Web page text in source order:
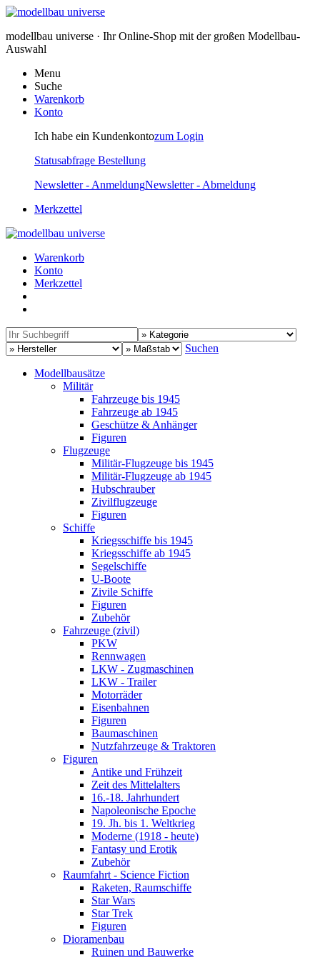
modellbau universe · Ihr Online-Shop mit der großen Modellbau-
Auswahl
Menu
Suche
Warenkorb
Konto
Ich habe ein Kundenkontozum Login
Statusabfrage Bestellung
Newsletter - AnmeldungNewsletter - Abmeldung
Merkzettel
Warenkorb
Konto
Merkzettel
Suchen
Modellbausätze
Militär
Fahrzeuge bis 1945
Fahrzeuge ab 1945
Geschütze & Anhänger
Figuren
Flugzeuge
Militär-Flugzeuge bis 1945
Militär-Flugzeuge ab 1945
Hubschrauber
Zivilflugzeuge
Figuren
Schiffe
Kriegsschiffe bis 1945
Kriegsschiffe ab 1945
Segelschiffe
U-Boote
Zivile Schiffe
Figuren
Zubehör
Fahrzeuge (zivil)
PKW
Rennwagen
LKW - Zugmaschinen
LKW - Trailer
Motorräder
Eisenbahnen
Figuren
Baumaschinen
Nutzfahrzeuge & Traktoren
Figuren
Antike und Frühzeit
Zeit des Mittelalters
16.-18. Jahrhundert
Napoleonische Epoche
19. Jh. bis 1. Weltkrieg
Moderne (1918 - heute)
Fantasy und Erotik
Zubehör
Raumfahrt - Science Fiction
Raketen, Raumschiffe
Star Wars
Star Trek
Figuren
Dioramenbau
Ruinen und Bauwerke